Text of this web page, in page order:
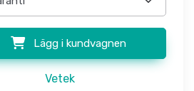
Lägg i kundvagnen
Vetek